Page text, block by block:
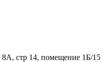
8А, стр 14, помещение 1Б/15